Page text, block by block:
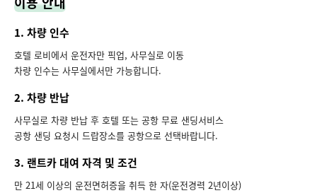
1. 차량 인수
호텔 로비에서 운전자만 픽업, 사무실로 이동
차량 인수는 사무실에서만 가능합니다.
2. 차량 반납
사무실로 차량 반납 후 호텔 또는 공항 무료 샌딩서비스
공항 샌딩 요청시 드랍장소를 공항으로 선택바랍니다.
3. 랜트카 대여 자격 및 조건
만 21세 이상의 운전면허증을 취득 한 자(운전경력 2년이상)